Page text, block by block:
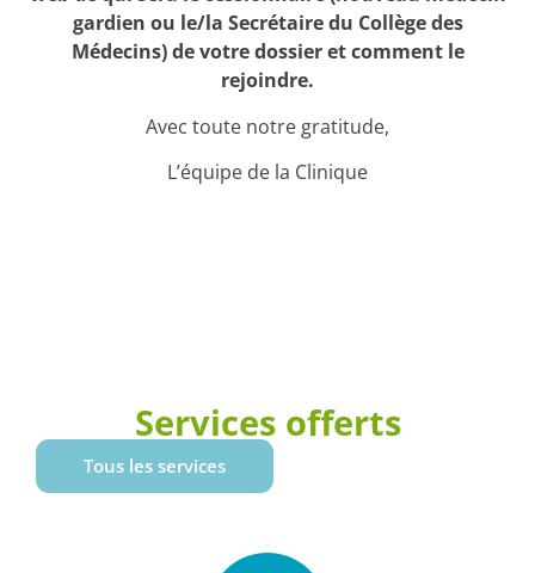
gardien ou le/la Secrétaire du Collège des
Médecins) de votre dossier et comment le
rejoindre.
Avec toute notre gratitude,
L’équipe de la Clinique
Services offerts
Tous les services